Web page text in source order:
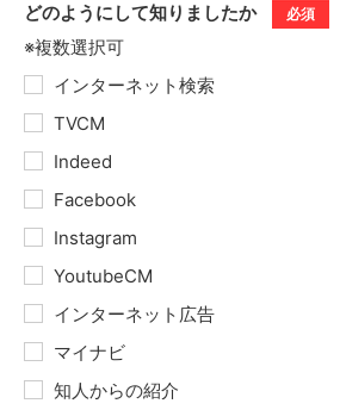
どのようにして知りましたか 必須
※複数選択可
インターネット検索
TVCM
Indeed
Facebook
Instagram
YoutubeCM
インターネット広告
マイナビ
知人からの紹介